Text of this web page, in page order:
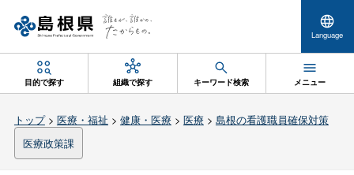
Language
目的で探す 組織で探す キーワード検索 メニュー
トップ> 医療・福祉 > 健康・医療 > 医療 > 島根の看護職員確保対策
医療政策課